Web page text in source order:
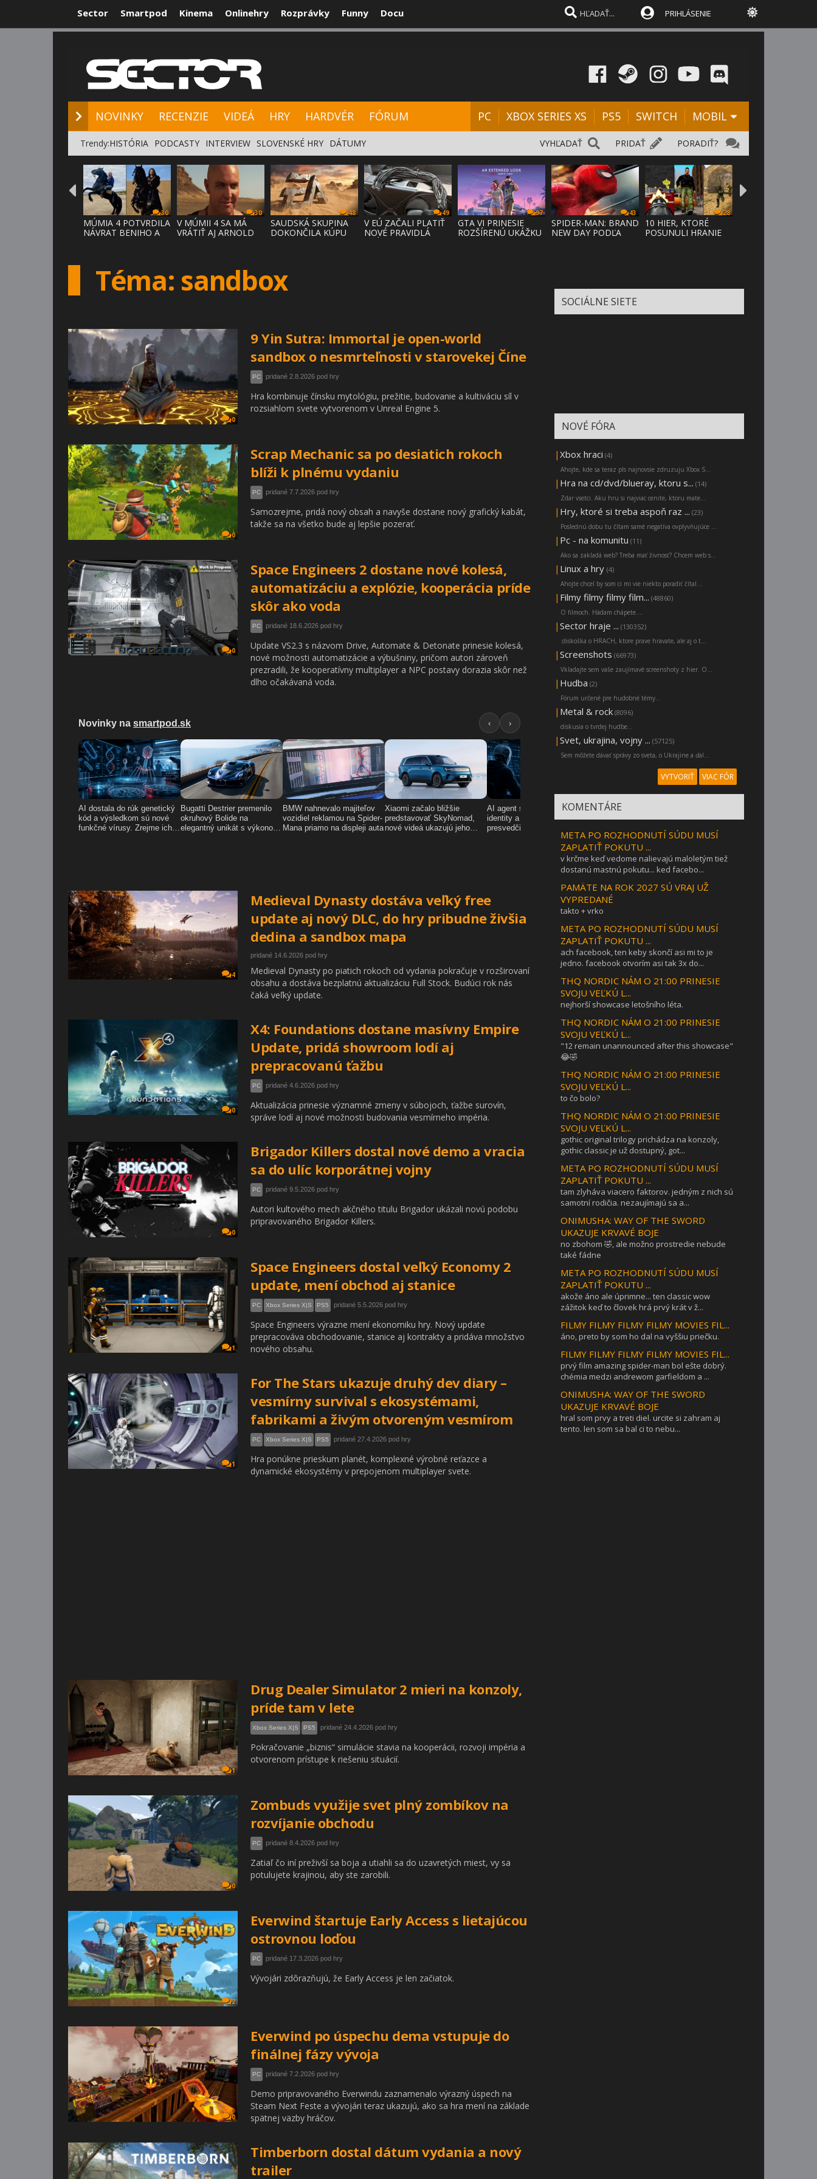
Sector Smartpod Kinema Onlinehry Rozprávky Funny Docu PRIHLÁSENIE
NOVINKY RECENZIE VIDEÁ HRY HARDVÉR FÓRUM PC XBOX SERIES XS PS5 SWITCH MOBIL
PORADIŤ?
PRIDAŤ
VYHĽADAŤ
Trendy:HISTÓRIA PODCASTY INTERVIEW SLOVENSKÉ HRY DÁTUMY
30
MÚMIA 4 POTVRDILA
NÁVRAT BENIHO A
30
V MÚMII 4 SA MÁ
VRÁTIŤ AJ ARNOLD
48
SAUDSKÁ SKUPINA
DOKONČILA KÚPU
49
V EÚ ZAČALI PLATIŤ
NOVÉ PRAVIDLÁ
97
GTA VI PRINESIE
ROZŠÍRENÚ UKÁŽKU
43
SPIDER-MAN: BRAND
NEW DAY PODĽA
28
10 HIER, KTORÉ
POSUNULI HRANIE
Téma: sandbox
0
9 Yin Sutra: Immortal je open-world
sandbox o nesmrteľnosti v starovekej Číne
PC pridané 2.8.2026 pod hry
Hra kombinuje čínsku mytológiu, prežitie, budovanie a kultiváciu síl v
rozsiahlom svete vytvorenom v Unreal Engine 5.
0
Scrap Mechanic sa po desiatich rokoch
blíži k plnému vydaniu
PC pridané 7.7.2026 pod hry
Samozrejme, pridá nový obsah a navyše dostane nový grafický kabát,
takže sa na všetko bude aj lepšie pozerať.
0
Space Engineers 2 dostane nové kolesá,
automatizáciu a explózie, kooperácia príde
skôr ako voda
PC pridané 18.6.2026 pod hry
Update VS2.3 s názvom Drive, Automate & Detonate prinesie kolesá,
nové možnosti automatizácie a výbušniny, pričom autori zároveň
prezradili, že kooperatívny multiplayer a NPC postavy dorazia skôr než
dlho očakávaná voda.
4
Medieval Dynasty dostáva veľký free
update aj nový DLC, do hry pribudne živšia
dedina a sandbox mapa
pridané 14.6.2026 pod hry
Medieval Dynasty po piatich rokoch od vydania pokračuje v rozširovaní
obsahu a dostáva bezplatnú aktualizáciu Full Stock. Budúci rok nás
čaká veľký update.
0
X4: Foundations dostane masívny Empire
Update, pridá showroom lodí aj
prepracovanú ťažbu
PC pridané 4.6.2026 pod hry
Aktualizácia prinesie významné zmeny v súbojoch, ťažbe surovín,
správe lodí aj nové možnosti budovania vesmírneho impéria.
0
Brigador Killers dostal nové demo a vracia
sa do ulíc korporátnej vojny
PC pridané 9.5.2026 pod hry
Autori kultového mech akčného titulu Brigador ukázali novú podobu
pripravovaného Brigador Killers.
1
Space Engineers dostal veľký Economy 2
update, mení obchod aj stanice
PC Xbox Series X|S PS5 pridané 5.5.2026 pod hry
Space Engineers výrazne mení ekonomiku hry. Nový update
prepracováva obchodovanie, stanice aj kontrakty a pridáva množstvo
nového obsahu.
1
For The Stars ukazuje druhý dev diary –
vesmírny survival s ekosystémami,
fabrikami a živým otvoreným vesmírom
PC Xbox Series X|S PS5 pridané 27.4.2026 pod hry
Hra ponúkne prieskum planét, komplexné výrobné reťazce a
dynamické ekosystémy v prepojenom multiplayer svete.
1
Drug Dealer Simulator 2 mieri na konzoly,
príde tam v lete
Xbox Series X|S PS5 pridané 24.4.2026 pod hry
Pokračovanie „biznis“ simulácie stavia na kooperácii, rozvoji impéria a
otvorenom prístupe k riešeniu situácií.
0
Zombuds využije svet plný zombíkov na
rozvíjanie obchodu
PC pridané 8.4.2026 pod hry
Zatiaľ čo iní preživší sa boja a utiahli sa do uzavretých miest, vy sa
potulujete krajinou, aby ste zarobili.
2
Everwind štartuje Early Access s lietajúcou
ostrovnou loďou
PC pridané 17.3.2026 pod hry
Vývojári zdôrazňujú, že Early Access je len začiatok.
0
Everwind po úspechu dema vstupuje do
finálnej fázy vývoja
PC pridané 7.2.2026 pod hry
Demo pripravovaného Everwindu zaznamenalo výrazný úspech na
Steam Next Feste a vývojári teraz ukazujú, ako sa hra mení na základe
spätnej väzby hráčov.
Timberborn dostal dátum vydania a nový
trailer
SOCIÁLNE SIETE
NOVÉ FÓRA
| Xbox hraci (4)
Ahojte, kde sa teraz pls najnovsie zdruzuju Xbox S...
| Hra na cd/dvd/blueray, ktoru s... (14)
Zdar vsetci. Aku hru si najviac cenite, ktoru mate...
| Hry, ktoré si treba aspoň raz ... (23)
Poslednú dobu tu čítam samé negatíva ovplyvňujúce ...
| Pc - na komunitu (11)
Ako sa zakladá web? Treba mať živnosť? Chcem web s...
| Linux a hry (4)
Ahojte chcel by som ci mi vie niekto poradiť čítal...
| Filmy filmy filmy film... (48860)
O filmoch. Hádam chápete....
| Sector hraje ... (130352)
:diskoška o HRACH, ktore prave hravate, ale aj o t...
| Screenshots (66973)
Vkladajte sem vaše zaujímavé screenshoty z hier. O...
| Hudba (2)
Fórum určené pre hudobné témy...
| Metal & rock (8096)
diskusia o tvrdej hudbe...
| Svet, ukrajina, vojny ... (57125)
Sem môžete dávať správy zo sveta, o Ukrajine a ďal...
VYTVORIŤ VIAC FÓR
KOMENTÁRE
META PO ROZHODNUTÍ SÚDU MUSÍ
ZAPLATIŤ POKUTU ...
v krčme keď vedome nalievajú maloletým tiež
dostanú mastnú pokutu... ked facebo...
PAMÄTE NA ROK 2027 SÚ VRAJ UŽ
VYPREDANÉ
takto + vrko
META PO ROZHODNUTÍ SÚDU MUSÍ
ZAPLATIŤ POKUTU ...
ach facebook, ten keby skončí asi mi to je
jedno. facebook otvorím asi tak 3x do...
THQ NORDIC NÁM O 21:00 PRINESIE
SVOJU VEĽKÚ L...
nejhorší showcase letošního léta.
THQ NORDIC NÁM O 21:00 PRINESIE
SVOJU VEĽKÚ L...
"12 remain unannounced after this showcase"
😂🤣
THQ NORDIC NÁM O 21:00 PRINESIE
SVOJU VEĽKÚ L...
to čo bolo?
THQ NORDIC NÁM O 21:00 PRINESIE
SVOJU VEĽKÚ L...
gothic original trilogy prichádza na konzoly,
gothic classic je už dostupný, got...
META PO ROZHODNUTÍ SÚDU MUSÍ
ZAPLATIŤ POKUTU ...
tam zlyháva viacero faktorov. jedným z nich sú
samotní rodičia. nezaujímajú sa a...
ONIMUSHA: WAY OF THE SWORD
UKAZUJE KRVAVÉ BOJE
no zbohom 🤣, ale možno prostredie nebude
také fádne
META PO ROZHODNUTÍ SÚDU MUSÍ
ZAPLATIŤ POKUTU ...
akože áno ale úprimne... ten classic wow
zážitok keď to človek hrá prvý krát v ž...
FILMY FILMY FILMY FILMY MOVIES FIL...
áno, preto by som ho dal na vyššiu priečku.
FILMY FILMY FILMY FILMY MOVIES FIL...
prvý film amazing spider-man bol ešte dobrý.
chémia medzi andrewom garfieldom a ...
ONIMUSHA: WAY OF THE SWORD
UKAZUJE KRVAVÉ BOJE
hral som prvy a treti diel. urcite si zahram aj
tento. len som sa bal ci to nebu...